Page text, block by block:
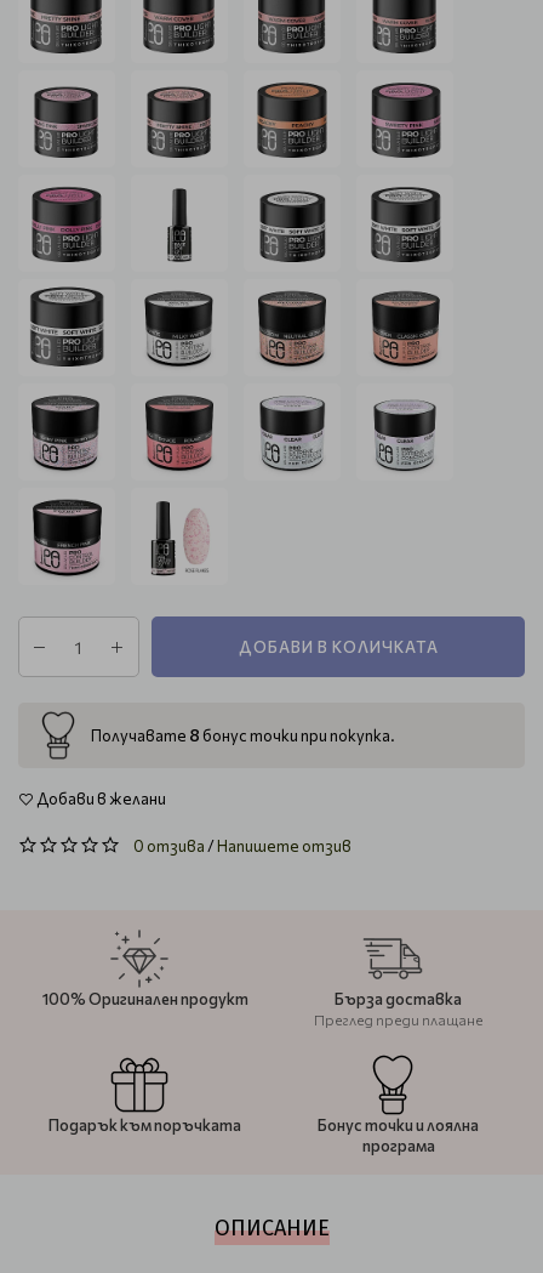
ДОБАВИ В КОЛИЧКАТА
Получавате 8 бонус точки при покупка.
Добави в желани
0 отзива/Напишете отзив
100% Оригинален продукт Бърза доставка
Преглед преди плащане
Подарък към поръчката
Бонус точки и лоялна
програма
ОПИСАНИЕ